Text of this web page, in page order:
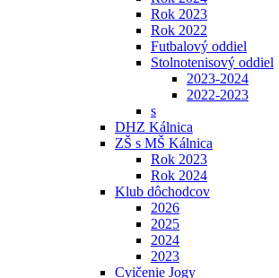
Rok 2023
Rok 2022
Futbalový oddiel
Stolnotenisový oddiel
2023-2024
2022-2023
s
DHZ Kálnica
ZŠ s MŠ Kálnica
Rok 2023
Rok 2024
Klub dôchodcov
2026
2025
2024
2023
Cvičenie Jogy